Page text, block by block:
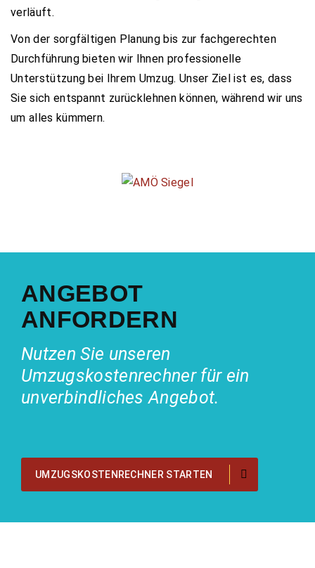
verläuft.
Von der sorgfältigen Planung bis zur fachgerechten
Durchführung bieten wir Ihnen professionelle
Unterstützung bei Ihrem Umzug. Unser Ziel ist es, dass
Sie sich entspannt zurücklehnen können, während wir uns
um alles kümmern.
ANGEBOT
ANFORDERN
Nutzen Sie unseren
Umzugskostenrechner für ein
unverbindliches Angebot.
UMZUGSKOSTENRECHNER STARTEN